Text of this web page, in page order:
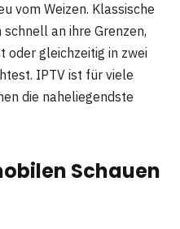
vom Weizen. Klassische
an ihre Grenzen,
oder gleichzeitig in zwei
IPTV ist für viele
die naheliegendste
Schauen